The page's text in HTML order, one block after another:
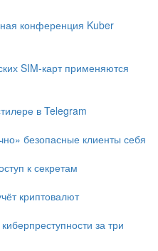
конференция Kuber
SIM-карт применяются
в Telegram
безопасные клиенты себя
к секретам
криптовалют
за три